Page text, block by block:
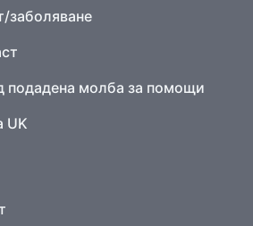
заболяване
подадена молба за помощи
UK